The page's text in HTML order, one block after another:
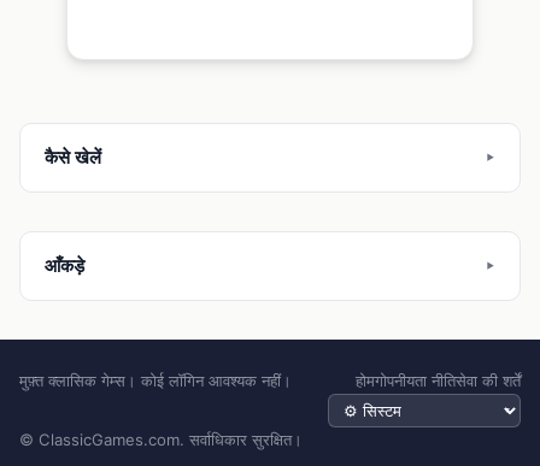
कैसे खेलें
आँकड़े
मुफ़्त क्लासिक गेम्स। कोई लॉगिन आवश्यक नहीं। होमगोपनीयता नीतिसेवा की शर्तें
थीम
© ClassicGames.com. सर्वाधिकार सुरक्षित।